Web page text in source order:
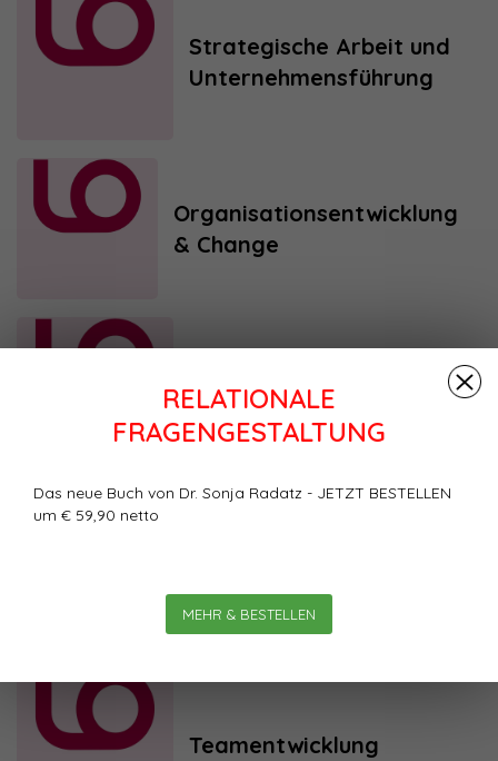
RELATIONALE
FRAGENGESTALTUNG
Das neue Buch von Dr. Sonja Radatz - JETZT BESTELLEN
um € 59,90 netto
MEHR & BESTELLEN
Strategische Arbeit und
Unternehmensführung
Organisationsentwicklung
& Change
Unternehmenskultur
Teamentwicklung